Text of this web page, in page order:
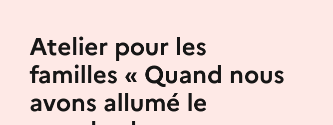
Atelier pour les
familles « Quand nous
avons allumé le